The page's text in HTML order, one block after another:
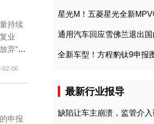
持续
业
弃“三
02-06
申报
星光M！五菱星光全新MPV
通用汽车回应雪佛兰退出国
全新车型！方程豹钛9申报
最新行业报导
缺陷让车主崩溃，监管介